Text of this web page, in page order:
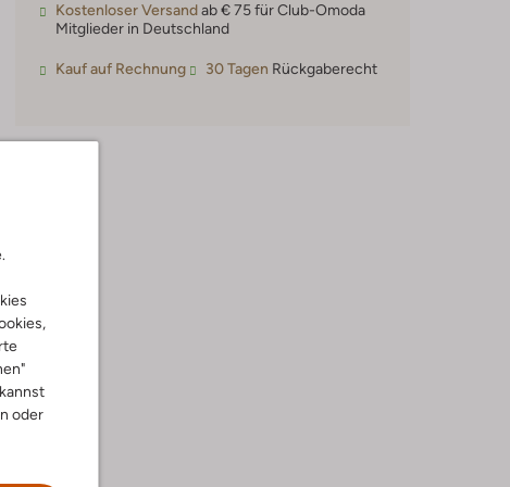
oder
Kostenloser Versandab € 75 für Club-Omoda
Mitglieder in Deutschland
Kauf auf Rechnung 30 Tagen Rückgaberecht